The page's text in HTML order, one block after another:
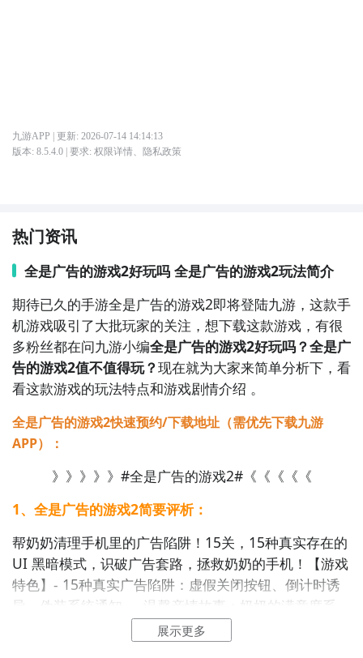
九游APP | 更新: 2026-07-14 14:14:13
版本: 8.5.4.0| 要求: 权限详情、 隐私政策
热门资讯
全是广告的游戏2好玩吗 全是广告的游戏2玩法简介
期待已久的手游全是广告的游戏2即将登陆九游，这款手
机游戏吸引了大批玩家的关注，想下载这款游戏，有很
多粉丝都在问九游小编全是广告的游戏2好玩吗？全是广
告的游戏2值不值得玩？现在就为大家来简单分析下，看
看这款游戏的玩法特点和游戏剧情介绍 。
全是广告的游戏2快速预约/下载地址（需优先下载九游
APP）：
》》》》》#全是广告的游戏2#《《《《《
1、全是广告的游戏2简要评析：
帮奶奶清理手机里的广告陷阱！15关，15种真实存在的
UI 黑暗模式，识破广告套路，拯救奶奶的手机！【游戏
特色】- 15种真实广告陷阱：虚假关闭按钮、倒计时诱
导、伪装系统通知...- 温馨亲情故事：奶奶的满意度系
统，感受家人间的关爱- 成就收集：解锁隐藏成就，挑
战零误触通关- 知识科普：每关结束后学习一个防骗小
展示更多